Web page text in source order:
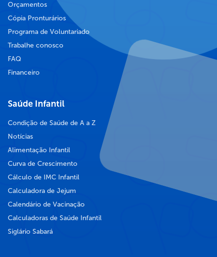
Orçamentos
Cópia Pronturários
Programa de Voluntariado
Trabalhe conosco
FAQ
Financeiro
Saúde Infantil
Condição de Saúde de A a Z
Notícias
Alimentação Infantil
Curva de Crescimento
Cálculo de IMC Infantil
Calculadora de Jejum
Calendário de Vacinação
Calculadoras de Saúde Infantil
Siglário Sabará